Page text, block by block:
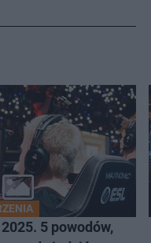
5 powodów,